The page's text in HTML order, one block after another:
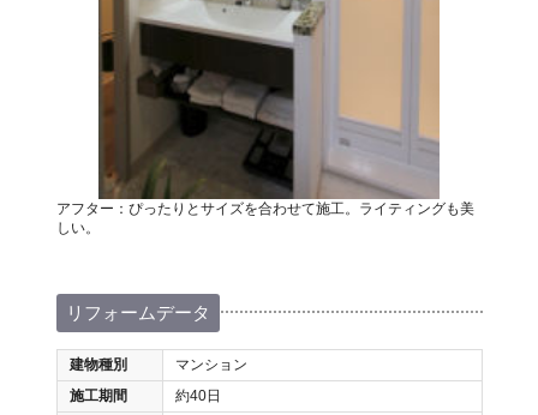
アフター：ぴったりとサイズを合わせて施工。ライティングも美
しい。
リフォームデータ
建物種別
マンション
施工期間
約40日